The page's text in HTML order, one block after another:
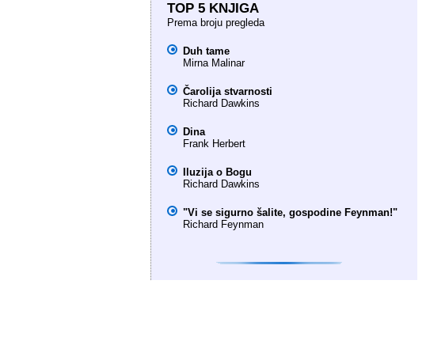
TOP 5 KNJIGA
Prema broju pregleda
Duh tame
Mirna Malinar
Čarolija stvarnosti
Richard Dawkins
Dina
Frank Herbert
Iluzija o Bogu
Richard Dawkins
"Vi se sigurno šalite, gospodine Feynman!"
Richard Feynman